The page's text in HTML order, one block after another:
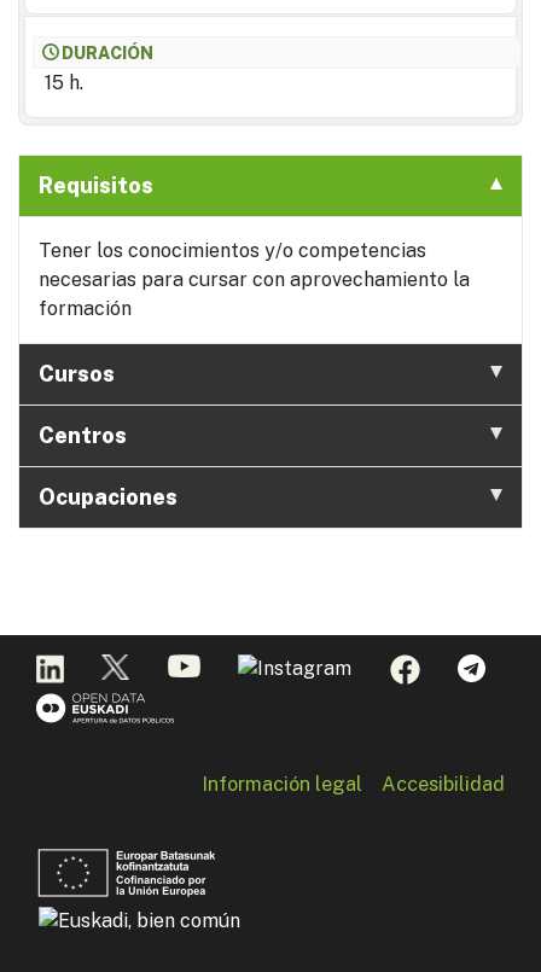
DURACIÓN
15 h.
Requisitos
Tener los conocimientos y/o competencias
necesarias para cursar con aprovechamiento la
formación
Cursos
Centros
Ocupaciones
Información legal Accesibilidad